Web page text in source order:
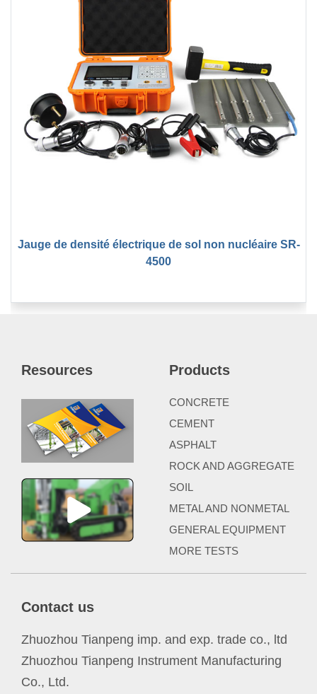
Jauge de densité électrique de sol non nucléaire SR-
4500
Resources Products
CONCRETE
CEMENT
ASPHALT
ROCK AND AGGREGATE
SOIL
METAL AND NONMETAL
GENERAL EQUIPMENT
MORE TESTS
Contact us
Zhuozhou Tianpeng imp. and exp. trade co., ltd
Zhuozhou Tianpeng Instrument Manufacturing
Co., Ltd.